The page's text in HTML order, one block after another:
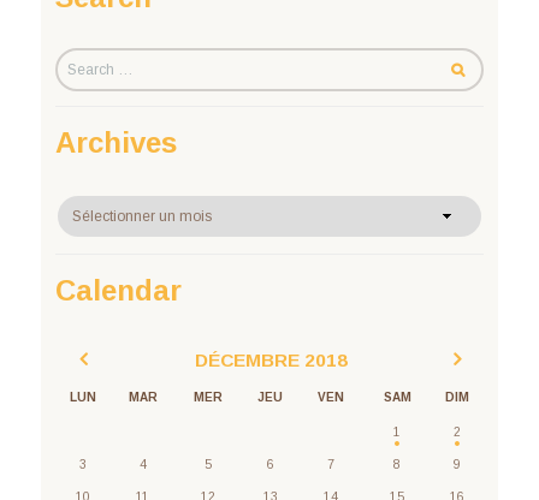
Archives
Archives
Calendar
DÉCEMBRE 2018
LUN MAR MER JEU VEN SAM DIM
1 2
3 4 5 6 7 8 9